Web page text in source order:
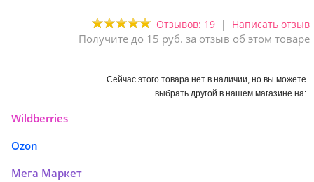
Отзывов: 19 | Написать отзыв
Получите до 15 руб. за отзыв об этом товаре
Сейчас этого товара нет в наличии, но вы можете
выбрать другой в нашем магазине на:
Wildberries
Ozon
Мега Маркет